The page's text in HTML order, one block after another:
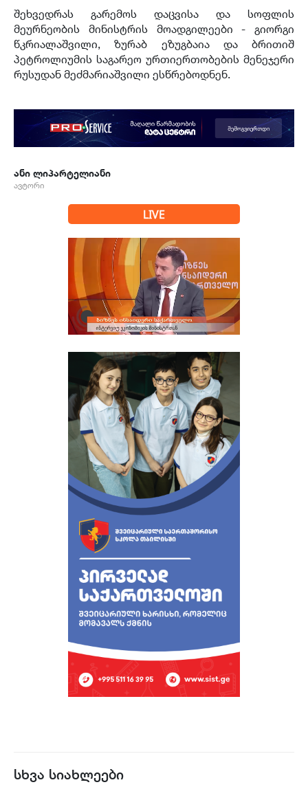
შეხვედრას გარემოს დაცვისა და სოფლის
მეურნეობის მინისტრის მოადგილეები - გიორგი
წკრიალაშვილი, ზურაბ ეზუგბაია და ბრითიშ
პეტროლიუმის საგარეო ურთიერთობების მენეჯერი
რუსუდან მეძმარიაშვილი ესწრებოდნენ.
ანი ლიპარტელიანი
ავტორი
LIVE
სხვა სიახლეები